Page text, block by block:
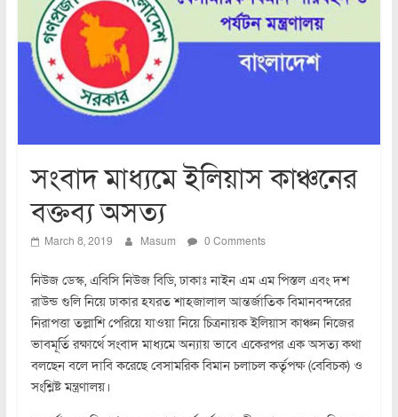
সংবাদ মাধ্যমে ইলিয়াস কাঞ্চনের
বক্তব্য অসত্য
March 8, 2019 Masum 0 Comments
নিউজ ডেস্ক, এবিসি নিউজ বিডি, ঢাকাঃ নাইন এম এম পিস্তল এবং দশ
রাউন্ড গুলি নিয়ে ঢাকার হযরত শাহজালাল আন্তর্জাতিক বিমানবন্দরের
নিরাপত্তা তল্লাশি পেরিয়ে যাওয়া নিয়ে চিত্রনায়ক ইলিয়াস কাঞ্চন নিজের
ভাবমূর্তি রক্ষার্থে সংবাদ মাধ্যমে অন্যায় ভাবে একেরপর এক অসত্য কথা
বলছেন বলে দাবি করেছে বেসামরিক বিমান চলাচল কর্তৃপক্ষ (বেবিচক) ও
সংশ্লিষ্ট মন্ত্রণালয়।